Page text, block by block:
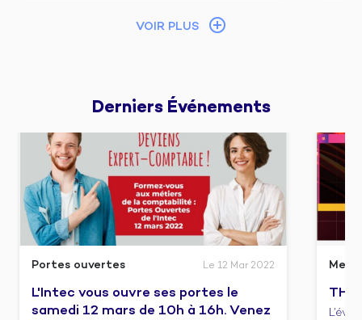
VOIR PLUS
Derniers Événements
Portes ouvertes Le 12 Mar 2022
L'Intec vous ouvre ses portes le
samedi 12 mars de 10h à 16h. Venez